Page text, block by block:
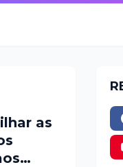
as